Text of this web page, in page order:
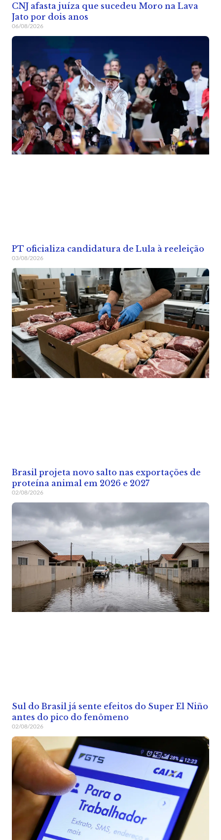
CNJ afasta juíza que sucedeu Moro na Lava
Jato por dois anos
06/08/2026
PT oficializa candidatura de Lula à reeleição
03/08/2026
Brasil projeta novo salto nas exportações de
proteína animal em 2026 e 2027
02/08/2026
Sul do Brasil já sente efeitos do Super El Niño
antes do pico do fenômeno
02/08/2026